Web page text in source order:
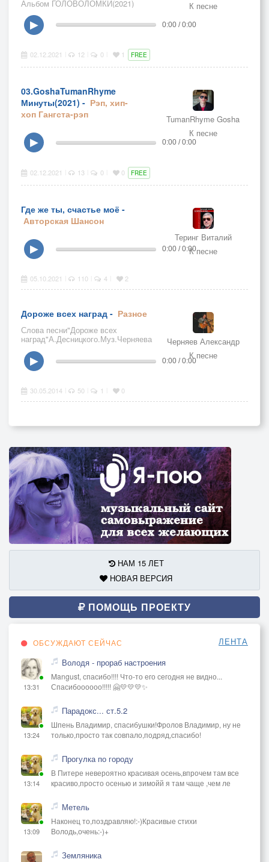
Альбом ГОЛОВОЛОМКИ(2021) К песне
▶ 0:00 / 0:00
02.12.2021 12 0 1 FREE
03.GoshaTumanRhyme
Минуты(2021) - Рэп, хип-
хоп Гангста-рэп
TumanRhyme Gosha
К песне
▶ 0:00 / 0:00
02.12.2021 13 0 0 FREE
Где же ты, счастье моё -
Авторская Шансон
Теринг Виталий
К песне
▶ 0:00 / 0:00
05.10.2021 110 4 2
Дороже всех наград - Разное
Слова песни"Дороже всех
наград"А.Десницкого.Муз.Черняева
А.П.Исп.Черняев А.П.
Черняев Александр
К песне
▶ 0:00 / 0:00
30.05.2014 50 1 0
НАМ 15 ЛЕТ
НОВАЯ ВЕРСИЯ
ПОМОЩЬ ПРОЕКТУ
ОБСУЖДАЮТ СЕЙЧАС ЛЕНТА
13:31
Володя - прораб настроения
Mangust, спасибо!!!! Что-то его сегодня не видно...
Спасибоооооо!!!!! 🤗💛💛💛✨
13:24
Парадокс... ст.5.2
Шпень Владимир, спасибушки!Фролов Владимир, ну не
только,просто так совпало,подряд,спасибо!
13:14
Прогулка по городу
В Питере невероятно красивая осень,впрочем там все
красиво,просто осенью и зимойй я там чаще ,чем ле
13:09
Метель
Наконец то,поздравляю!:-)Красивые стихи
Володь,очень:-)+
Земляника